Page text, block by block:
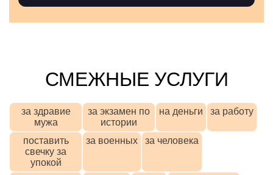
СМЕЖНЫЕ УСЛУГИ
за здравие
мужа
за экзамен по
истории
на деньги за работу
поставить
свечку за
упокой
за военных за человека